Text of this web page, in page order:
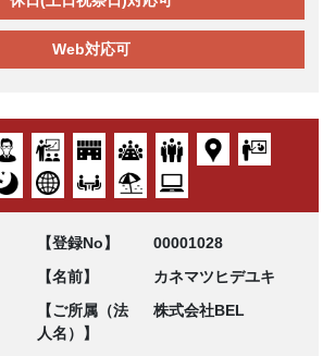
Web対応可
【登録No】
00001028
【名前】
カネマツヒデユキ
【ご所属（法
人名）】
株式会社BEL